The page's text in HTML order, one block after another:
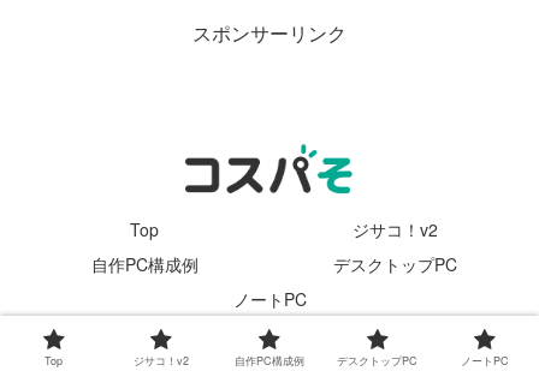
スポンサーリンク
Top
ジサコ！v2
自作PC構成例
デスクトップPC
ノートPC
Copyright © 2022 べんぞ～ All Rights Reserved.
Top ジサコ！v2 自作PC構成例 デスクトップPC ノートPC